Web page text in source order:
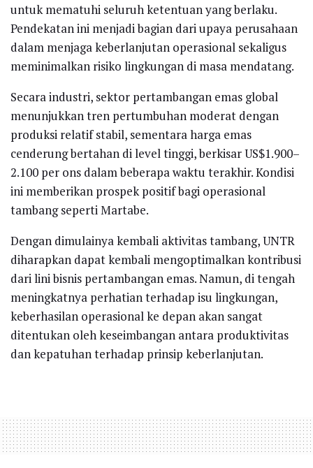
untuk mematuhi seluruh ketentuan yang berlaku.
Pendekatan ini menjadi bagian dari upaya perusahaan
dalam menjaga keberlanjutan operasional sekaligus
meminimalkan risiko lingkungan di masa mendatang.
Secara industri, sektor pertambangan emas global
menunjukkan tren pertumbuhan moderat dengan
produksi relatif stabil, sementara harga emas
cenderung bertahan di level tinggi, berkisar US$1.900–
2.100 per ons dalam beberapa waktu terakhir. Kondisi
ini memberikan prospek positif bagi operasional
tambang seperti Martabe.
Dengan dimulainya kembali aktivitas tambang, UNTR
diharapkan dapat kembali mengoptimalkan kontribusi
dari lini bisnis pertambangan emas. Namun, di tengah
meningkatnya perhatian terhadap isu lingkungan,
keberhasilan operasional ke depan akan sangat
ditentukan oleh keseimbangan antara produktivitas
dan kepatuhan terhadap prinsip keberlanjutan.